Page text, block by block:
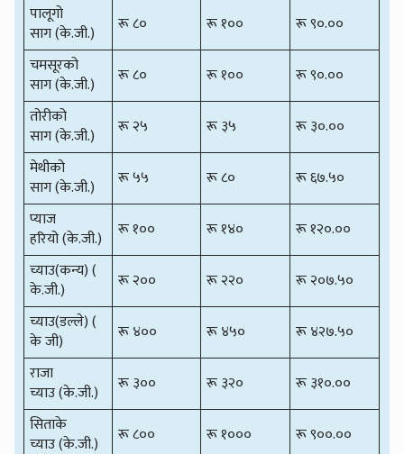
पालूगो
साग (के.जी.)
रू ८० रू १००
रू ९०.००
चमसूरको
साग (के.जी.)
रू ८० रू १००
रू ९०.००
तोरीको
साग (के.जी.)
रू २५ रू ३५
रू ३०.००
मेथीको
साग (के.जी.)
रू ५५ रू ८०
रू ६७.५०
प्याज
हरियो (के.जी.)
रू १०० रू १४०
रू १२०.००
च्याउ(कन्य) (
के.जी.)
रू २०० रू २२०
रू २०७.५०
च्याउ(डल्ले) (
के जी)
रू ४०० रू ४५०
रू ४२७.५०
राजा
च्याउ (के.जी.)
रू ३०० रू ३२०
रू ३१०.००
सिताके
च्याउ (के.जी.)
रू ८०० रू १००० रू ९००.००